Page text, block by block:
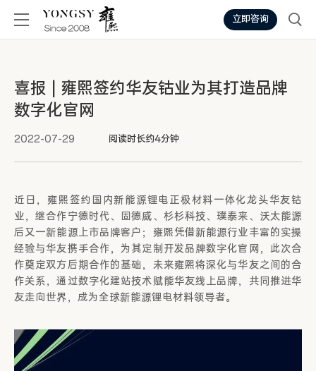
立即咨询
喜报 | 雍熙签约华友钴业为其打造品牌
数字化官网
2022-07-29 阅读时长约4分钟
近日，雍熙签约国内新能源锂电正极材料一体化龙头华友钴
业，继合作宁德时代、固德威、杉杉科技、璞泰来、沃太能源
后又一新能源上市品牌客户；雍熙凭借新能源行业丰富的实操
经验与华友携手合作，为其定制开发品牌数字化官网，此次合
作奠定双方后期合作的基础，未来雍熙将深化与华友之间的合
作关系，通过数字化建站技术赋能华友线上品牌，共同推进华
友走向世界，成为全球新能源锂电材料领导者。